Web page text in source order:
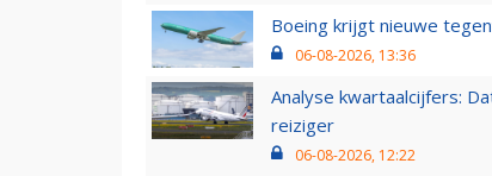
Boeing krijgt nieuwe
06-08-2026, 13:36
Analyse kwartaalcijfers:
reiziger
06-08-2026, 12:22